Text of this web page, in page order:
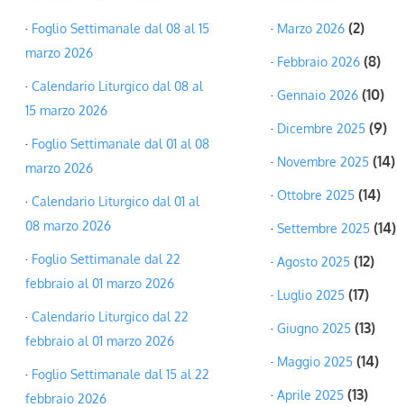
Foglio Settimanale dal 08 al 15
marzo 2026
Calendario Liturgico dal 08 al
15 marzo 2026
Foglio Settimanale dal 01 al 08
marzo 2026
Calendario Liturgico dal 01 al
08 marzo 2026
Foglio Settimanale dal 22
febbraio al 01 marzo 2026
Calendario Liturgico dal 22
febbraio al 01 marzo 2026
Foglio Settimanale dal 15 al 22
febbraio 2026
Marzo 2026 (2)
Febbraio 2026 (8)
Gennaio 2026 (10)
Dicembre 2025 (9)
Novembre 2025 (14)
Ottobre 2025 (14)
Settembre 2025 (14)
Agosto 2025 (12)
Luglio 2025 (17)
Giugno 2025 (13)
Maggio 2025 (14)
Aprile 2025 (13)